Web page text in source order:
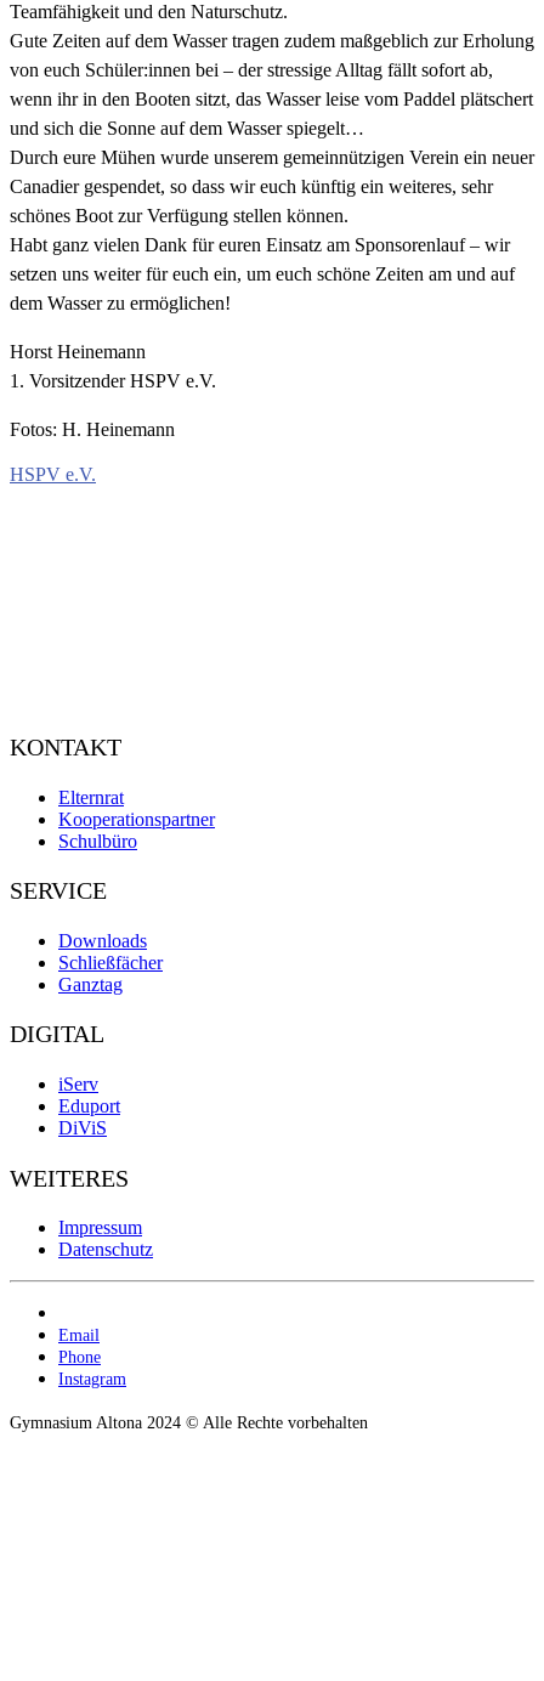
Teamfähigkeit und den Naturschutz.
Gute Zeiten auf dem Wasser tragen zudem maßgeblich zur Erholung
von euch Schüler:innen bei – der stressige Alltag fällt sofort ab,
wenn ihr in den Booten sitzt, das Wasser leise vom Paddel plätschert
und sich die Sonne auf dem Wasser spiegelt…
Durch eure Mühen wurde unserem gemeinnützigen Verein ein neuer
Canadier gespendet, so dass wir euch künftig ein weiteres, sehr
schönes Boot zur Verfügung stellen können.
Habt ganz vielen Dank für euren Einsatz am Sponsorenlauf – wir
setzen uns weiter für euch ein, um euch schöne Zeiten am und auf
dem Wasser zu ermöglichen!
Horst Heinemann
1. Vorsitzender HSPV e.V.
Fotos: H. Heinemann
HSPV e.V.
KONTAKT
Elternrat
Kooperationspartner
Schulbüro
SERVICE
Downloads
Schließfächer
Ganztag
DIGITAL
iServ
Eduport
DiViS
WEITERES
Impressum
Datenschutz
Email
Phone
Instagram
Gymnasium Altona 2024 © Alle Rechte vorbehalten